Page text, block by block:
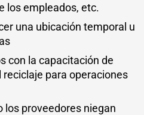
los empleados, etc.
una ubicación temporal u
con la capacitación de
reciclaje para operaciones
los proveedores niegan